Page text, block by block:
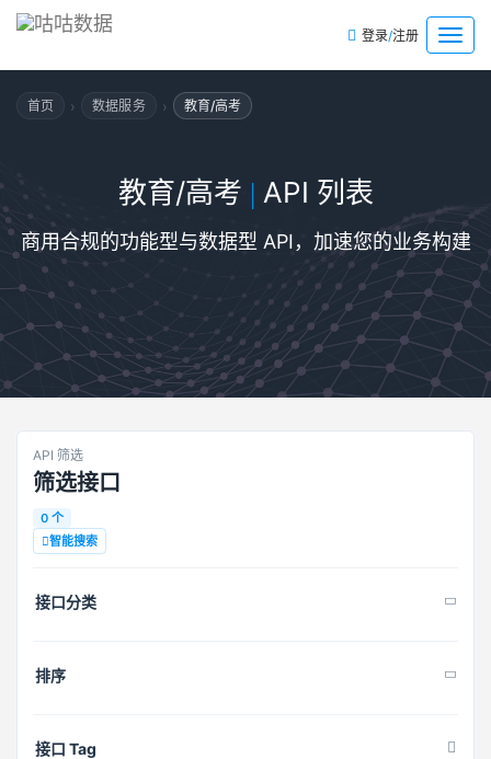
菜
单
登录/注册
首页 › 数据服务 › 教育/高考
教育/高考 | API 列表
商用合规的功能型与数据型 API，加速您的业务构建
API 筛选
筛选接口
0 个
智能搜索
接口分类
排序
接口 Tag